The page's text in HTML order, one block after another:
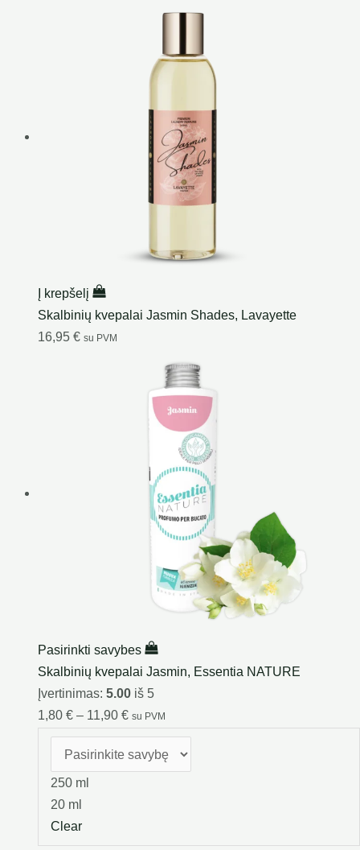
Į krepšelį
Skalbinių kvepalai Jasmin Shades, Lavayette
16,95 € su PVM
Pasirinkti savybes
Skalbinių kvepalai Jasmin, Essentia NATURE
Įvertinimas: 5.00iš 5
1,80 € – 11,90 € su PVM
250 ml
20 ml
Clear